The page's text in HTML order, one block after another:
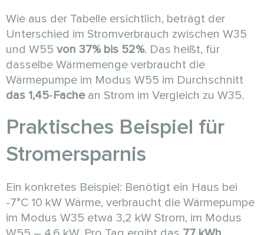
Wie aus der Tabelle ersichtlich, beträgt der
Unterschied im Stromverbrauch zwischen W35
und W55 von 37% bis 52%. Das heißt, für
dasselbe Wärmemenge verbraucht die
Wärmepumpe im Modus W55 im Durchschnitt
das 1,45‑Fachean Strom im Vergleich zu W35.
Praktisches Beispiel für
Stromersparnis
Ein konkretes Beispiel: Benötigt ein Haus bei
-7°C 10 kW Wärme, verbraucht die Wärmepumpe
im Modus W35 etwa 3,2 kW Strom, im Modus